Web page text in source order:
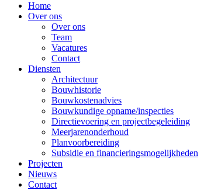
Home
Over ons
Over ons
Team
Vacatures
Contact
Diensten
Architectuur
Bouwhistorie
Bouwkostenadvies
Bouwkundige opname/inspecties
Directievoering en projectbegeleiding
Meerjarenonderhoud
Planvoorbereiding
Subsidie en financieringsmogelijkheden
Projecten
Nieuws
Contact